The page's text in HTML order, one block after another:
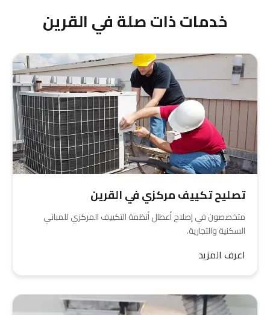
خدمات ذات صلة في القرين
تصليح تكييف مركزي في القرين
متخصصون في إصلاح أعطال أنظمة التكييف المركزي للمباني
السكنية والتجارية.
اعرف المزيد